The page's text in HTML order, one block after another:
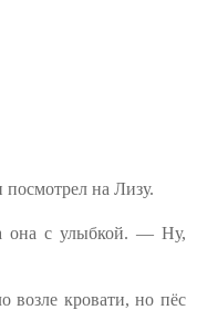
посмотрел на Лизу.
она с улыбкой. — Ну,
возле кровати, но пёс